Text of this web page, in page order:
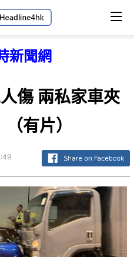
新聞網
傷 兩私家車夾
有片）